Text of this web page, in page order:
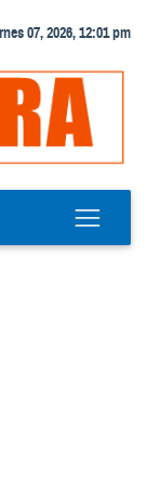
07, 2026, 12:01 pm